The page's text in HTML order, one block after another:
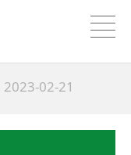
2023-02-21
2025-04-01